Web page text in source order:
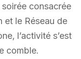
consacrée
et le Réseau de
l’activité s’est
comble.